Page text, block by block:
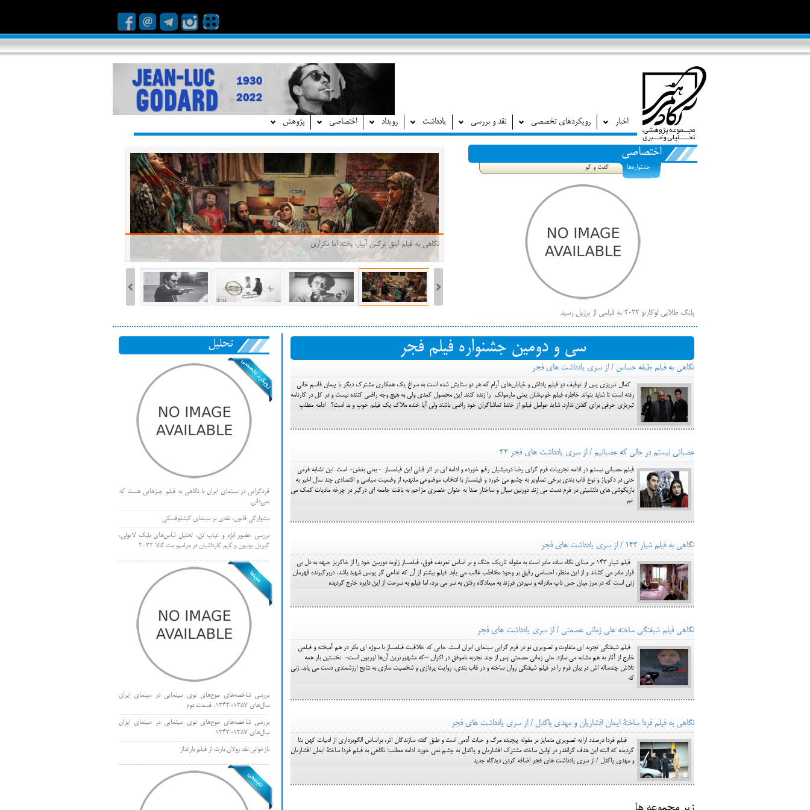
اخبار رویکردهای تخصصی نقد و بررسی یادداشت رویداد اختصاصی پژوهش
اختصاصی
جشنواره‌ها گفت و گو
پلنگ طلایی لوکارنو ۲۰۲۲ به فیلمی از برزیل رسید
فهرست فیلم‌های بخش مسابقه جشنواره فیلم ونیز ۲۰۲۲ مشخص شد، سهم پررنگ
ایرانی‌ها
بیرون راندن فیلم‌های منتسب به حامیان کرملین از جشنواره کن، راه برای مستقل‌ها
باز است
نگاهی به فیلم ابلق نرگس آبیار، پخته اما تکراری
سی و دومین جشنواره فیلم فجر
نگاهی به فیلم طبقه حساس / از سری یادداشت های فجر
کمال تبریزی پس از توقیف دو فیلم پاداش و خیابان‌های آرام که هر دو ستایش شده است به سراغ یک همکاری مشترک دیگر با پیمان قاسم خانی
رفته است تا شاید بتواند خاطره فیلم خوب‌شان یعنی مارمولک را زنده کنند. این محصول کمدی ولی به هیچ وجه راضی کننده نیست و در کل در کارنامه
تبریزی حرفی برای گفتن ندارد. شاید عوامل فیلم از خندة تماشاگران خود راضی باشند ولی آیا خنده ملاک یک فیلم خوب و بد است؟ ادامه مطلب
عصبانی نیستم در حالی که عصبانیم / از سری یادداشت های فجر 32
فيلم عصباني نيستم در ادامه تجربيات فرم گراي رضا درميشيان رقم خورده و ادامه اي بر اثر قبلي اين فيلمساز -یعنی بغض- است. اين تشابه فرمي
حتي در دكوپاژ و نوع قاب بندي برخي تصاوير به چشم مي خورد و فيلمساز با انتخاب موضوعي ملتهب از وضعيت سياسي و اقتصادي چند سال اخير به
بازيگوشي هاي دلنشيني در فرم دست مي زند. دوربين سيال و ساختار صدا به عنوان عنصري مزاحم به بافت جامعه اي درگير در چرخه ماديات كمك مي
نم
نگاهی به فیلم شیار 143 / از سری یادداشت های فجر
فيلم شيار 143 بر مبناي نگاه ساده مادر است به مقوله تاريك جنگ و بر اساس تعريف فوق، فيلمساز زاويه دوربين خود را از خاكريز جبهه به دل بي
قرار مادر مي كشاند و از اين منظر، احساسي رقيق بر وجود مخاطب غالب مي يابد. فيلم بيشتر از آن كه تداعي گر يونس شهيد باشد، دربرگيرنده قهرمان
زني است كه در مرز ميان حس ناب مادرانه و سپردن فرزند به ميعادگاه رفتن به سر مي برد، اما فيلم به سرعت از اين دايره خارج گرديده
نگاهی فيلم شيفتگي ساخته علي زماني عصمتي / از سری یادداشت های فجر
فيلم شيفتگي تجربه اي متفاوت و تصويري نو در فرم گرايي سينماي ايران است. جايي كه خلاقيت فيلمساز با سوژه اي بكر در هم آميخته و فيلمي
خارج از آثار به هم مشابه مي سازد. علي زماني عصمتي پس از چند تجربه ناموفق در اكران –که مشهورترین آن‌ها اوریون است- نخستين بار همه
تلاش چندساله اش در بيان فرم را در فيلم شيفتگي روان ساخته و در قاب بندي، روايت پردازي و شخصيت سازي به نتايج ارزشمندي دست مي يابد. زني
كه
نگاهی به فیلم فردا ساختة ایمان افشاریان و مهدی پاکدل / از سری یادداشت های فجر
فيلم فردا درصدد ارايه تصويري متمايز بر مقوله پيچيده مرگ و حيات آدمي است و طبق گفته سازندگان اثر، براساس الگوبرداري از ادبيات كهن بنا
گرديده كه البته اين هدف گرانقدر در اولين ساخته مشترك افشاريان و پاكدل به چشم نمي خورد. ادامه مطلب: نگاهی به فیلم فردا ساختة ایمان افشاریان
و مهدی پاکدل / از سری یادداشت های فجر اضافه کردن دیدگاه جدید
تحلیل
فردگرایی در سینمای ایران با نگاهی به فیلم چیزهایی هست که
نمی‌دانی
بت‌وارگی قانون، نقدی بر سینمای کیشلوفسکی
بررسی حضور ابژه و غیاب تن، تحلیل لباس‌های بلیک لایولی،
گبریل یونیون و کیم کارداشیان در مراسم مت گالا ۲۰۲۲
بررسی شاخصه‌های موج‌های نوی سینمایی در سینمای ایران
سال‌های 1357-1343، قسمت دوم
بررسی شاخصه‌های موج‌های نوی سینمایی در سینمای ایران
سال‌های 1357-1343
بازخوانی نقد رولان بارت از فیلم بارانداز